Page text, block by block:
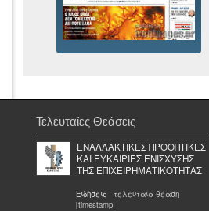
Τελευταίες Θεάσεις
ΕΝΑΛΛΑΚΤΙΚΕΣ ΠΡΟΟΠΤΙΚΕΣ
ΚΑΙ ΕΥΚΑΙΡΙΕΣ ΕΝΙΣΧΥΣΗΣ
ΤΗΣ ΕΠΙΧΕΙΡΗΜΑΤΙΚΟΤΗΤΑΣ
Ειδήσεις - τελευταία θέαση
[timestamp]